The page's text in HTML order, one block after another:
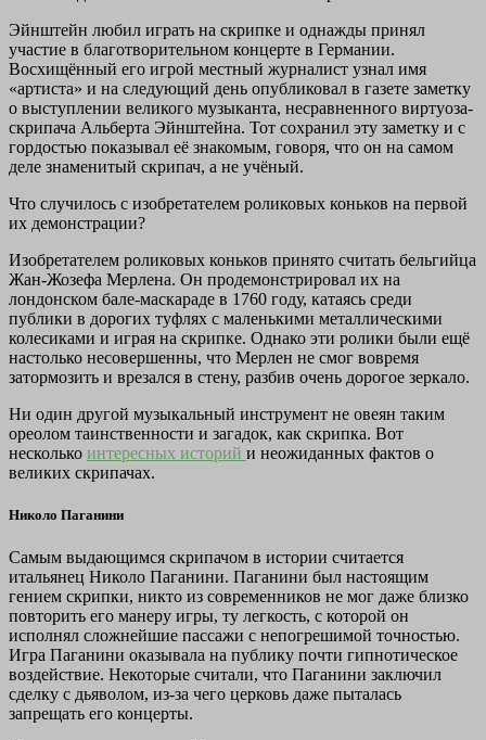
Эйнштейн любил играть на скрипке и однажды принял
участие в благотворительном концерте в Германии.
Восхищённый его игрой местный журналист узнал имя
«артиста» и на следующий день опубликовал в газете заметку
о выступлении великого музыканта, несравненного виртуоза-
скрипача Альберта Эйнштейна. Тот сохранил эту заметку и с
гордостью показывал её знакомым, говоря, что он на самом
деле знаменитый скрипач, а не учёный.
Что случилось с изобретателем роликовых коньков на первой
их демонстрации?
Изобретателем роликовых коньков принято считать бельгийца
Жан-Жозефа Мерлена. Он продемонстрировал их на
лондонском бале-маскараде в 1760 году, катаясь среди
публики в дорогих туфлях с маленькими металлическими
колесиками и играя на скрипке. Однако эти ролики были ещё
настолько несовершенны, что Мерлен не смог вовремя
затормозить и врезался в стену, разбив очень дорогое зеркало.
Ни один другой музыкальный инструмент не овеян таким
ореолом таинственности и загадок, как скрипка. Вот
несколько интересных историй и неожиданных фактов о
великих скрипачах.
Николо Паганини
Самым выдающимся скрипачом в истории считается
итальянец Николо Паганини. Паганини был настоящим
гением скрипки, никто из современников не мог даже близко
повторить его манеру игры, ту легкость, с которой он
исполнял сложнейшие пассажи с непогрешимой точностью.
Игра Паганини оказывала на публику почти гипнотическое
воздействие. Некоторые считали, что Паганини заключил
сделку с дьяволом, из-за чего церковь даже пыталась
запрещать его концерты.